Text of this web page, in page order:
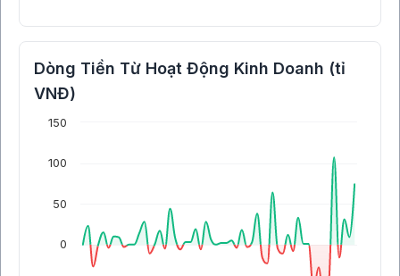
Dòng Tiền Từ Hoạt Động Kinh Doanh (tỉ
VNĐ)
0
50
100
150